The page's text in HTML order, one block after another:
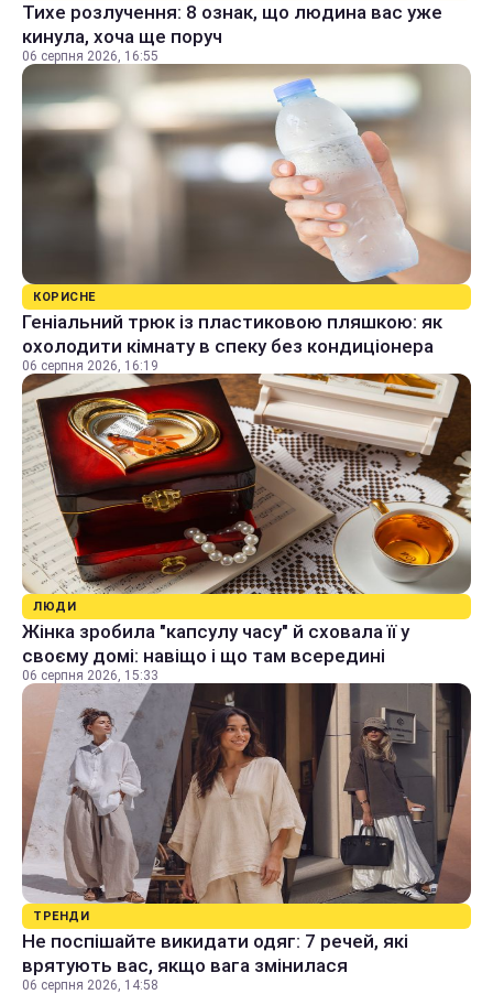
Тихе розлучення: 8 ознак, що людина вас уже
кинула, хоча ще поруч
06 серпня 2026, 16:55
КОРИСНЕ
Геніальний трюк із пластиковою пляшкою: як
охолодити кімнату в спеку без кондиціонера
06 серпня 2026, 16:19
ЛЮДИ
Жінка зробила "капсулу часу" й сховала її у
своєму домі: навіщо і що там всередині
06 серпня 2026, 15:33
ТРЕНДИ
Не поспішайте викидати одяг: 7 речей, які
врятують вас, якщо вага змінилася
06 серпня 2026, 14:58